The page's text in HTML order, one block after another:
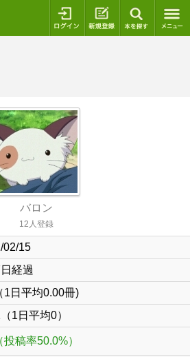
ログイン 新規登録
バロン
12人登録
02/15
経過
1日平均0.00冊)
1日平均0）
投稿率50.0%）